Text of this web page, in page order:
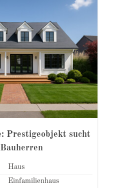
Prestigeobjekt sucht
Haus
Einfamilienhaus